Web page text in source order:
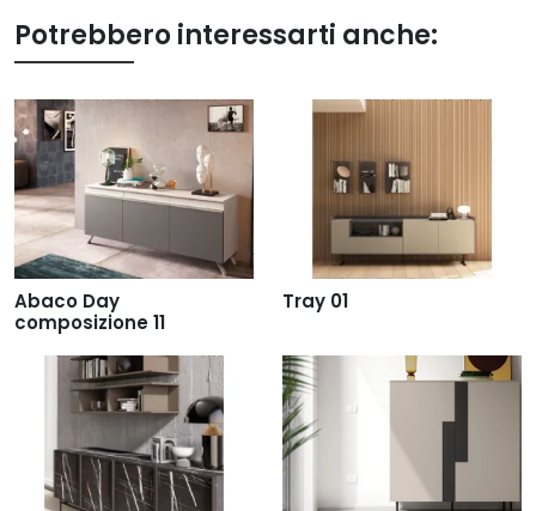
Potrebbero interessarti anche:
Abaco Day
composizione 11
Tray 01